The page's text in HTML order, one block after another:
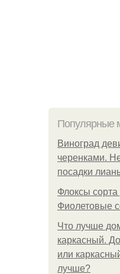
Популярные
Виноград
черенками.
посадки
Флоксы
Фиолетовые
Что лучше
каркасный.
или
лучше?